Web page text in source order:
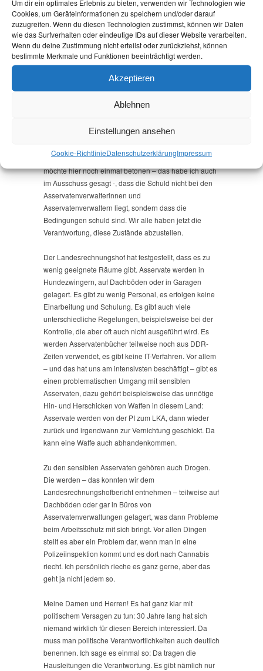
Um dir ein optimales Erlebnis zu bieten, verwenden wir Technologien wie
Cookies, um Geräteinformationen zu speichern und/oder darauf
zuzugreifen. Wenn du diesen Technologien zustimmst, können wir Daten
wie das Surfverhalten oder eindeutige IDs auf dieser Website verarbeiten.
Wenn du deine Zustimmung nicht erteilst oder zurückziehst, können
bestimmte Merkmale und Funktionen beeinträchtigt werden.
Akzeptieren
Ablehnen
Einstellungen ansehen
Cookie-RichtlinieDatenschutz­erklärungImpressum
Der zweite Punkt, zu dem ich etwas sagen möchte: Ich
bin Berichterstatterin im Ausschuss für den Bereich
Asservatenverwaltung bei der Polizei. Das Thema hat
durch die Berichterstattung, die es zu der
zusätzlich an Relevanz gewonnen. Das lief parallel zu
Aber unabhängig davon hat der Landesrechnungshof
Asservatenstellen, die es in Brandenburg gibt,
jetzt auf die politische Agenda gekommen sind. Ich
möchte hier noch einmal betonen – das habe ich auch
im Ausschuss gesagt -, dass die Schuld nicht bei den
Asservatenverwalterinnen und
Asservatenverwaltern liegt, sondern dass die
Bedingungen schuld sind. Wir alle haben jetzt die
Verantwortung, diese Zustände abzustellen.
Der Landesrechnungshof hat festgestellt, dass es zu
wenig geeignete Räume gibt. Asservate werden in
Hundezwingern, auf Dachböden oder in Garagen
gelagert. Es gibt zu wenig Personal, es erfolgen keine
Einarbeitung und Schulung. Es gibt auch viele
unterschiedliche Regelungen, beispielsweise bei der
Kontrolle, die aber oft auch nicht ausgeführt wird. Es
werden Asservatenbücher teilweise noch aus DDR-
Zeiten verwendet, es gibt keine IT-Verfahren. Vor allem
– und das hat uns am intensivsten beschäftigt – gibt es
einen problematischen Umgang mit sensiblen
Asservaten, dazu gehört beispielsweise das unnötige
Hin- und Herschicken von Waffen in diesem Land:
Asservate werden von der PI zum LKA, dann wieder
zurück und irgendwann zur Vernichtung geschickt. Da
kann eine Waffe auch abhandenkommen.
Zu den sensiblen Asservaten gehören auch Drogen.
Die werden – das konnten wir dem
Landesrechnungshofbericht entnehmen – teilweise auf
Dachböden oder gar in Büros von
Asservatenverwaltungen gelagert, was dann Probleme
beim Arbeitsschutz mit sich bringt. Vor allen Dingen
stellt es aber ein Problem dar, wenn man in eine
Polizeiinspektion kommt und es dort nach Cannabis
riecht. Ich persönlich rieche es ganz gerne, aber das
geht ja nicht jedem so.
Meine Damen und Herren! Es hat ganz klar mit
politischem Versagen zu tun: 30 Jahre lang hat sich
niemand wirklich für diesen Bereich interessiert. Da
muss man politische Verantwortlichkeiten auch deutlich
benennen. Ich sage es einmal so: Da tragen die
Hausleitungen die Verantwortung. Es gibt nämlich nur